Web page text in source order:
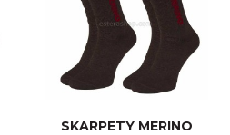
SKARPETY MERINO